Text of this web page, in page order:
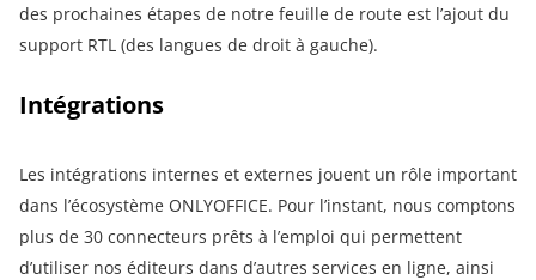
des prochaines étapes de notre feuille de route est l’ajout du
support RTL (des langues de droit à gauche).
Intégrations
Les intégrations internes et externes jouent un rôle important
dans l’écosystème ONLYOFFICE. Pour l’instant, nous comptons
plus de 30 connecteurs prêts à l’emploi qui permettent
d’utiliser nos éditeurs dans d’autres services en ligne, ainsi